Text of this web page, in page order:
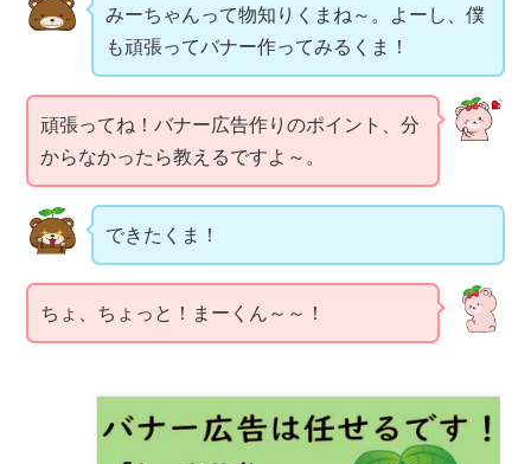
みーちゃんって物知りくまね～。よーし、僕
も頑張ってバナー作ってみるくま！
頑張ってね！バナー広告作りのポイント、分
からなかったら教えるですよ～。
できたくま！
ちょ、ちょっと！まーくん～～！